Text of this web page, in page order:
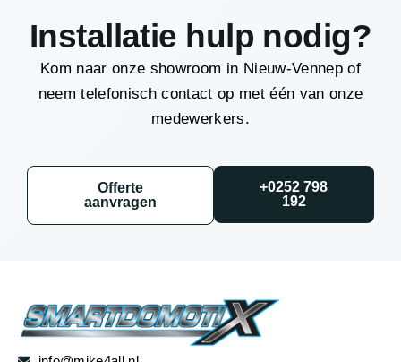
Installatie hulp nodig?
Kom naar onze showroom in Nieuw-Vennep of
neem telefonisch contact op met één van onze
medewerkers.
Offerte
aanvragen
+0252 798
192